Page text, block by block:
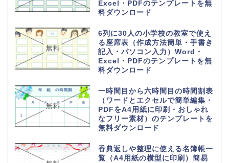
Excel・PDFのテンプレートを無
料ダウンロード
6列に30人の小学校の教室で使え
る座席表（作成方法簡単・手書き
記入・パソコン入力）Word・
Excel・PDFのテンプレートを無
料ダウンロード
一時間目から六時間目の時間割表
（ワードとエクセルで簡単編集・
PDFをA4用紙に印刷・おしゃれ
なフリー素材）のテンプレートを
無料ダウンロード
香典返しや整理に使える名簿帳一
覧（A4用紙の横型に印刷）簡易